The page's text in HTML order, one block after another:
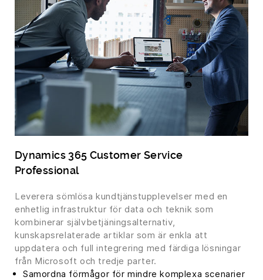
Dynamics 365 Customer Service
Professional
Leverera sömlösa kundtjänstupplevelser med en
enhetlig infrastruktur för data och teknik som
kombinerar självbetjäningsalternativ,
kunskapsrelaterade artiklar som är enkla att
uppdatera och full integrering med färdiga lösningar
från Microsoft och tredje parter.
Samordna förmågor för mindre komplexa scenarier